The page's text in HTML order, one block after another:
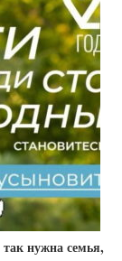
нужна семья,